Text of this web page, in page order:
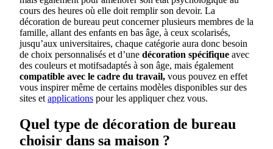
cours des heures où elle doit remplir son devoir. La
décoration de bureau peut concerner plusieurs membres de la
famille, allant des enfants en bas âge, à ceux scolarisés,
jusqu’aux universitaires, chaque catégorie aura donc besoin
de choix personnalisés et d’une décoration spécifique avec
des couleurs et motifsadaptés à son âge, mais également
compatible avec le cadre du travail, vous pouvez en effet
vous inspirer même de certains modèles disponibles sur des
sites et applications pour les appliquer chez vous.
Quel type de décoration de bureau
choisir dans sa maison ?